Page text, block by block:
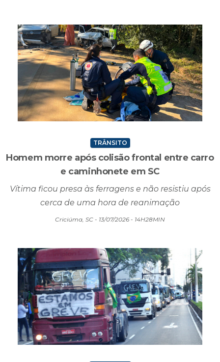
TRÂNSITO
Homem morre após colisão frontal entre carro
e caminhonete em SC
Vítima ficou presa às ferragens e não resistiu após
cerca de uma hora de reanimação
Criciúma, SC - 13/07/2026 - 14H28MIN